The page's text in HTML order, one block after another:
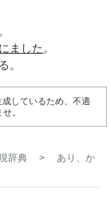
ました。
。
しているため、不適
。
辞典 >
あり、か